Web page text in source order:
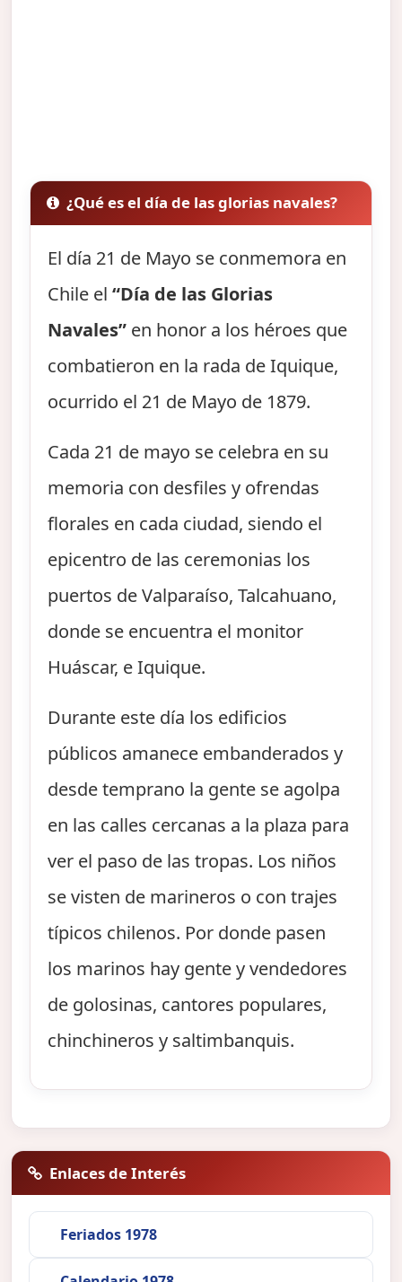
¿Qué es el día de las glorias navales?
El día 21 de Mayo se conmemora en
Chile el“Día de las Glorias
Navales” en honor a los héroes que
combatieron en la rada de Iquique,
ocurrido el 21 de Mayo de 1879.
Cada 21 de mayo se celebra en su
memoria con desfiles y ofrendas
florales en cada ciudad, siendo el
epicentro de las ceremonias los
puertos de Valparaíso, Talcahuano,
donde se encuentra el monitor
Huáscar, e Iquique.
Durante este día los edificios
públicos amanece embanderados y
desde temprano la gente se agolpa
en las calles cercanas a la plaza para
ver el paso de las tropas. Los niños
se visten de marineros o con trajes
típicos chilenos. Por donde pasen
los marinos hay gente y vendedores
de golosinas, cantores populares,
chinchineros y saltimbanquis.
Enlaces de Interés
Feriados 1978